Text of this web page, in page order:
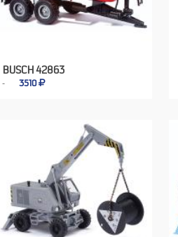
BUSCH 42863
3510